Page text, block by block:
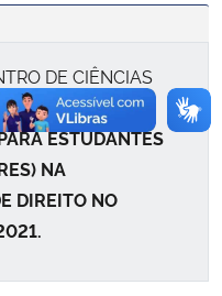
DE CIÊNCIAS
torna público o
ESTUDANTES
NA
DIREITO NO